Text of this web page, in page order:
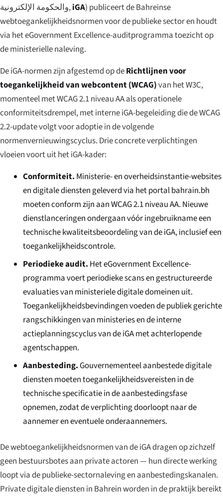
والحكومة الإلكترونية,iGA) publiceert de Bahreinse
webtoegankelijkheidsnormen voor de publieke sector en houdt
via het eGovernment Excellence-auditprogramma toezicht op
de ministerielle naleving.
De iGA-normen zijn afgestemd op deRichtlijnen voor
toegankelijkheid van webcontent (WCAG)van het W3C,
momenteel met WCAG 2.1 niveau AA als operationele
conformiteitsdrempel, met interne iGA-begeleiding die de WCAG
2.2-update volgt voor adoptie in de volgende
normenvernieuwingscyclus. Drie concrete verplichtingen
vloeien voort uit het iGA-kader:
Conformiteit. Ministerie- en overheidsinstantie-websites
en digitale diensten geleverd via het portal bahrain.bh
moeten conform zijn aan WCAG 2.1 niveau AA. Nieuwe
dienstlanceringen ondergaan vóór ingebruikname een
technische kwaliteitsbeoordeling van de iGA, inclusief een
toegankelijkheidscontrole.
Periodieke audit. Het eGovernment Excellence-
programma voert periodieke scans en gestructureerde
evaluaties van ministeriele digitale domeinen uit.
Toegankelijkheidsbevindingen voeden de publiek gerichte
rangschikkingen van ministeries en de interne
actieplanningscyclus van de iGA met achterlopende
agentschappen.
Aanbesteding.Gouvernementeel aanbestede digitale
diensten moeten toegankelijkheidsvereisten in de
technische specificatie in de aanbestedingsfase
opnemen, zodat de verplichting doorloopt naar de
aannemer en eventuele onderaannemers.
De webtoegankelijkheidsnormen van de iGA dragen op zichzelf
geen bestuursbotes aan private actoren — hun directe werking
loopt via de publieke-sectornaleving en aanbestedingskanalen.
Private digitale diensten in Bahrein worden in de praktijk bereikt